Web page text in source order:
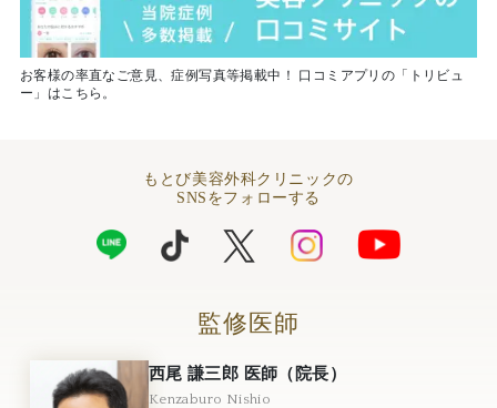
お客様の率直なご意見、症例写真等掲載中！ 口コミアプリの「トリビュ
ー」はこちら。
もとび美容外科クリニックの
SNSをフォローする
監修医師
西尾 謙三郎 医師（院長）
Kenzaburo Nishio